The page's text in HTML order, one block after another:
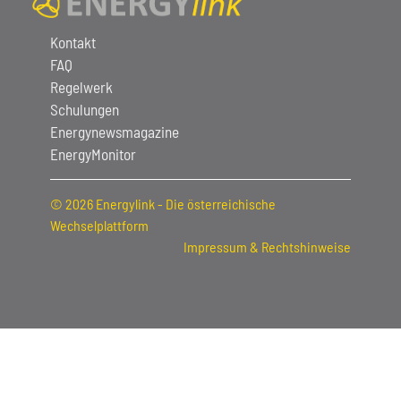
Kontakt
FAQ
Regelwerk
Schulungen
Energynewsmagazine
EnergyMonitor
© 2026 Energylink - Die österreichische
Wechselplattform
Impressum & Rechtshinweise